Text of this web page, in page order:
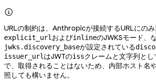

URLの制約は、Anthropicが接続するURLにのみ
explicit_url およびinlineのJWKSモード、
jwks.discovery_baseが設定されている
issuer_url はJWTのissクレームと文字列と
で、取得されることはないため、内部ホスト名
照しても構いません。